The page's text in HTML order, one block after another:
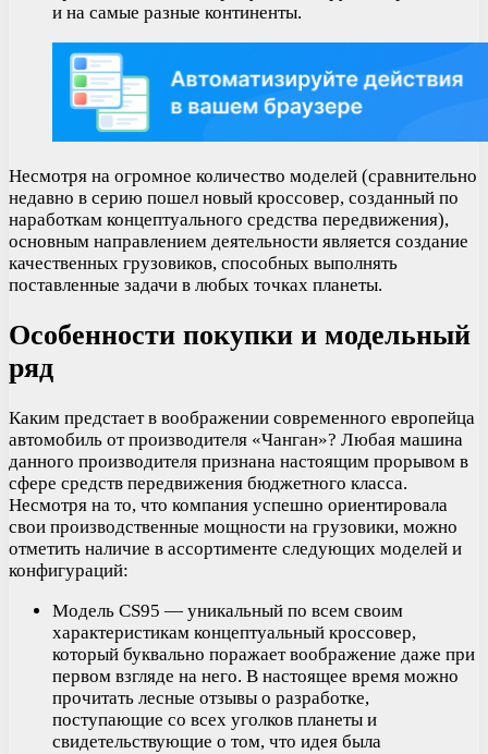
и на самые разные континенты.
Несмотря на огромное количество моделей (сравнительно
недавно в серию пошел новый кроссовер, созданный по
наработкам концептуального средства передвижения),
основным направлением деятельности является создание
качественных грузовиков, способных выполнять
поставленные задачи в любых точках планеты.
Особенности покупки и модельный
ряд
Каким предстает в воображении современного европейца
автомобиль от производителя «Чанган»? Любая машина
данного производителя признана настоящим прорывом в
сфере средств передвижения бюджетного класса.
Несмотря на то, что компания успешно ориентировала
свои производственные мощности на грузовики, можно
отметить наличие в ассортименте следующих моделей и
конфигураций:
Модель CS95 — уникальный по всем своим
характеристикам концептуальный кроссовер,
который буквально поражает воображение даже при
первом взгляде на него. В настоящее время можно
прочитать лесные отзывы о разработке,
поступающие со всех уголков планеты и
свидетельствующие о том, что идея была